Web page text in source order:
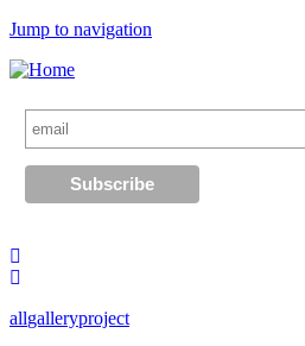
Jump to navigation
allgalleryproject